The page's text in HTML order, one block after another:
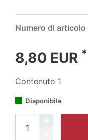
Numero di articolo
8,80 EUR *
Contenuto 1
Disponibile